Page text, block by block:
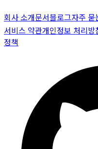
회사 소개문서블로그자주 묻
서비스 약관개인정보 처리방
정책